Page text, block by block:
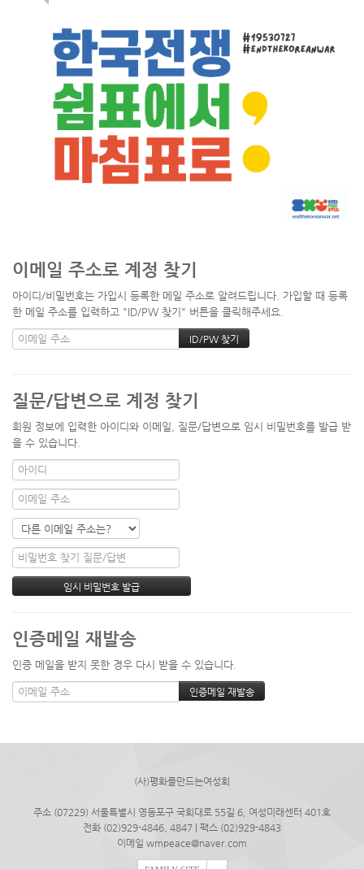
이메일 주소로 계정 찾기
아이디/비밀번호는 가입시 등록한 메일 주소로 알려드립니다. 가입할 때 등록
한 메일 주소를 입력하고 "ID/PW 찾기" 버튼을 클릭해주세요.
질문/답변으로 계정 찾기
회원 정보에 입력한 아이디와 이메일, 질문/답변으로 임시 비밀번호를 발급 받
을 수 있습니다.
인증메일 재발송
인증 메일을 받지 못한 경우 다시 받을 수 있습니다.
(사)평화를만드는여성회
주소 (07229) 서울특별시 영등포구 국회대로 55길 6, 여성미래센터 401호
전화 (02)929-4846, 4847 | 팩스 (02)929-4843
이메일 wmpeace@naver.com